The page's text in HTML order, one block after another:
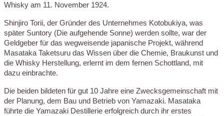
Whisky am 11. November 1924.
Shinjiro Torii, der Gründer des Unternehmes Kotobukiya, was
später Suntory (Die aufgehende Sonne) werden sollte, war der
Geldgeber für das wegweisende japanische Projekt, während
Masataka Taketsuru das Wissen über die Chemie, Braukunst und
die Whisky Herstellung, erlernt im dem fernen Schottland, mit
dazu einbrachte.
Die beiden bildeten für gut 10 Jahre eine Zwecksgemeinschaft mit
der Planung, dem Bau und Betrieb von Yamazaki. Masataka
führte die Yamazaki Destillerie erfolgreich durch ihr erstes